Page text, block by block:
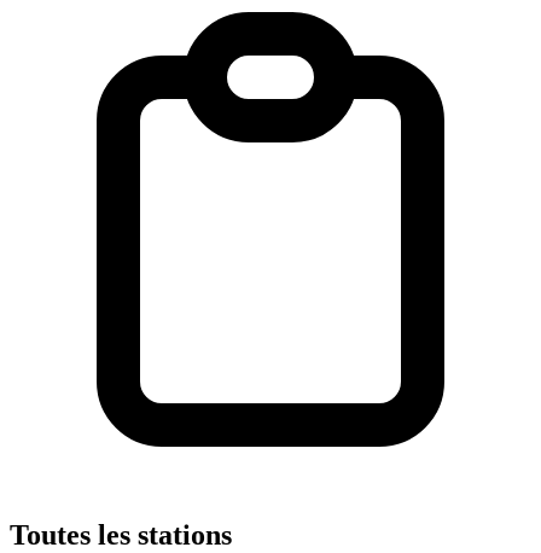
Toutes les stations